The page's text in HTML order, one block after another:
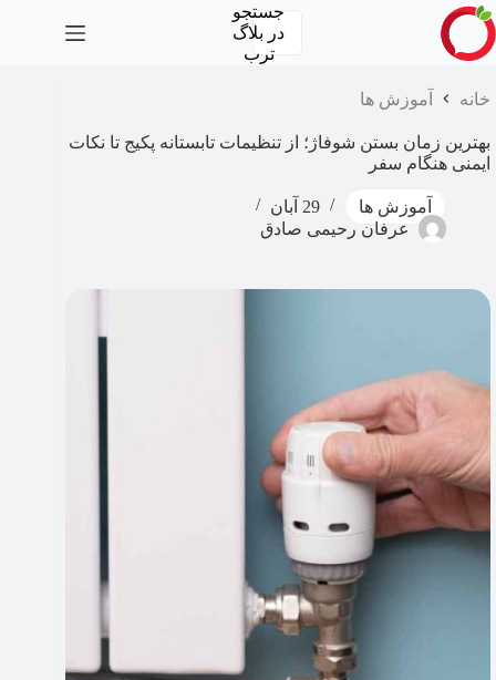
پرش
به
محتوا
جستجو
در بلاگ
ترب
خانه آموزش ها
بهترین زمان بستن شوفاژ؛ از تنظیمات تابستانه پکیج تا نکات
ایمنی هنگام سفر
آموزش ها
29 آبان
عرفان رحیمی صادق